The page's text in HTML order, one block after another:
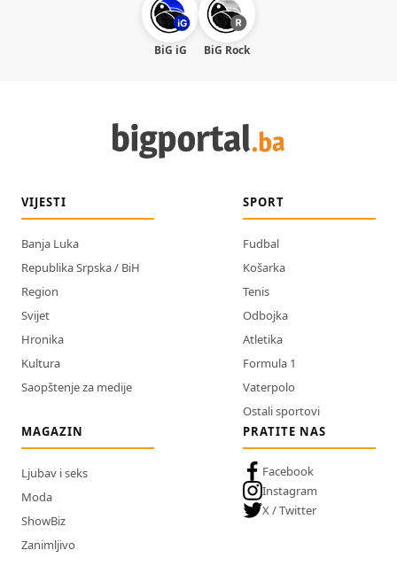
BiG iG BiG Rock
VIJESTI
Banja Luka
Republika Srpska / BiH
Region
Svijet
Hronika
Kultura
Saopštenje za medije
SPORT
Fudbal
Košarka
Tenis
Odbojka
Atletika
Formula 1
Vaterpolo
Ostali sportovi
MAGAZIN
Ljubav i seks
Moda
ShowBiz
Zanimljivo
PRATITE NAS
Facebook
Instagram
X / Twitter